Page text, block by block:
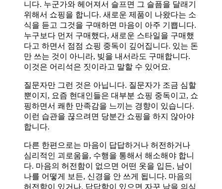
니다. 누군가와 헤어져서 슬프면 그 슬픔을 달래기
위해서 쇼핑을 합니다. 새로운 제품이 나왔다는 소
식을 듣고 그것을 구매하면 마음이 아주 기쁩니다.
누구보다 먼저 구매했다, 새로운 스타일을 구매했
다고 하면서 점점 쇼핑 중독이 깊어집니다. 있는 돈
만 쓰는 것이 아니라, 빚을 내서라도 구매합니다.
이것은 어리석은 짓이라고 말할 수 있어요.
질문자만 그런 것은 아닙니다. 질문자가 조금 심할
뿐이지, 요즘 현대인들은 대부분 쇼핑 중독이고, 쇼
핑하면서 쾌한 만족감을 느끼는 경향이 있습니다.
이런 습관을 끊으려면 당분간 쇼핑을 하지 않아야
합니다.
다른 한편으로는 마음이 답답하거나 허전하거나
심리적인 괴로움을, 수행을 통해서 해소해야 합니
다. 마음의 허전함이 없으면 어떤 옷을 입든, 남이
나를 어떻게 보든, 신경을 안 쓰게 됩니다. 마음의
허전함이 있거나, 답답함이 있으면 자꾸 남을 의식